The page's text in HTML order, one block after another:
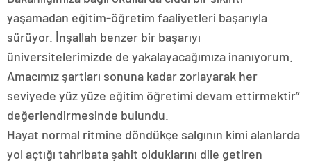
yaşamadan eğitim-öğretim faaliyetleri başarıyla
sürüyor. İnşallah benzer bir başarıyı
üniversitelerimizde de yakalayacağımıza inanıyorum.
Amacımız şartları sonuna kadar zorlayarak her
seviyede yüz yüze eğitim öğretimi devam ettirmektir”
değerlendirmesinde bulundu.
Hayat normal ritmine döndükçe salgının kimi alanlarda
yol açtığı tahribata şahit olduklarını dile getiren